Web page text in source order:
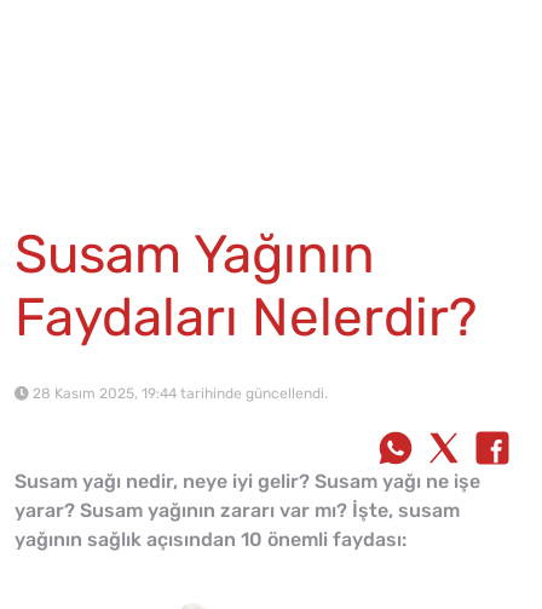
Susam Yağının
Faydaları Nelerdir?
28 Kasım 2025, 19:44 tarihinde güncellendi.
Susam yağı nedir, neye iyi gelir? Susam yağı ne işe
yarar? Susam yağının zararı var mı? İşte, susam
yağının sağlık açısından 10 önemli faydası: